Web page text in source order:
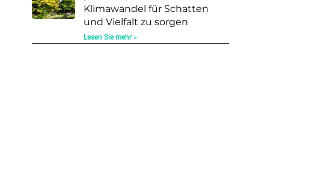
Klimawandel für Schatten
und Vielfalt zu sorgen
Lesen Sie mehr »